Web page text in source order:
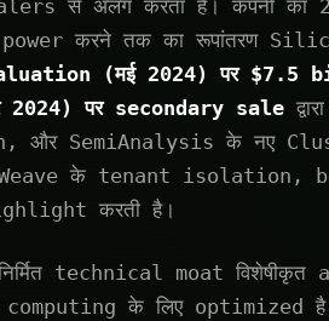
से अलग करता है। कंपनी
power करने तक का रूपांतरण
(मई 2024) पर $7.5
पर secondary sale
और SemiAnalysis के नए
के tenant
करती है।
निर्मित technical moat
के लिए optimized